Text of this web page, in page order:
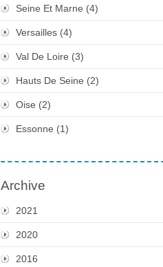
Seine Et Marne (4)
Versailles (4)
Val De Loire (3)
Hauts De Seine (2)
Oise (2)
Essonne (1)
Archive
2021
2020
2016